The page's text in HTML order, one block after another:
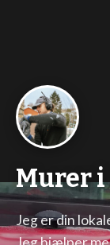
Murer
Jeg er din